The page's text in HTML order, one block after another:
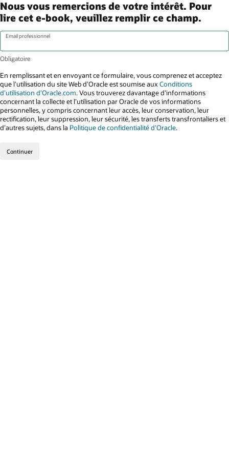
Nous vous remercions de votre intérêt. Pour
lire cet e-book, veuillez remplir ce champ.
Email professionnel
En remplissant et en envoyant ce formulaire, vous comprenez et acceptez
que l’utilisation du site Web d’Oracle est soumise auxConditions
d’utilisation d’Oracle.com. Vous trouverez davantage d’informations
concernant la collecte et l’utilisation par Oracle de vos informations
personnelles, y compris concernant leur accès, leur conservation, leur
rectification, leur suppression, leur sécurité, les transferts transfrontaliers et
d’autres sujets, dans la Politique de confidentialité d’Oracle.
Continuer